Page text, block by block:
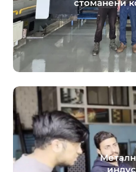
стоманени